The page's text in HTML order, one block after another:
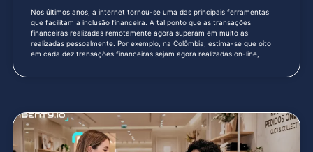
Nos últimos anos, a internet tornou-se uma das principais ferramentas
que facilitam a inclusão financeira. A tal ponto que as transações
financeiras realizadas remotamente agora superam em muito as
realizadas pessoalmente. Por exemplo, na Colômbia, estima-se que oito
em cada dez transações financeiras sejam agora realizadas on-line,